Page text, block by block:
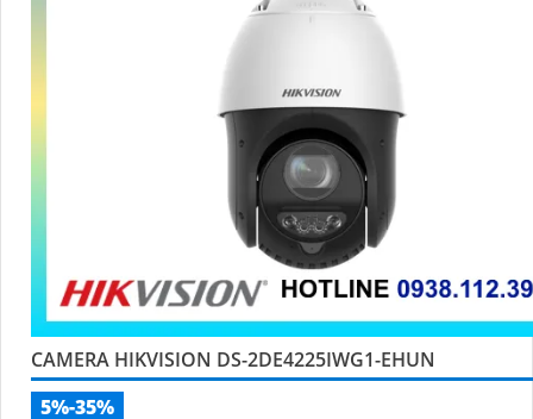
CAMERA HIKVISION DS-2DE4225IWG1-EHUN
5%-35%